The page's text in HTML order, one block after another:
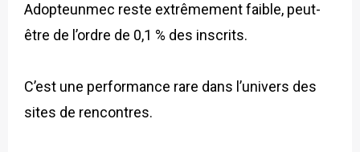
Adopteunmec reste extrêmement faible, peut-
être de l’ordre de 0,1 % des inscrits.
C’est une performance rare dans l’univers des
sites de rencontres.